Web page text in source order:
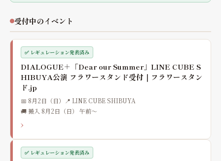
受付中のイベント
✅ レギュレーション発表済み
DIALOGUE＋「Dear our Summer」LINE CUBE S
HIBUYA公演 フラワースタンド受付｜フラワースタン
ド.jp
📅 8月2日（日）
📍 LINE CUBE SHIBUYA
🚚 搬入 8月2日（日） 午前〜
›
✅ レギュレーション発表済み